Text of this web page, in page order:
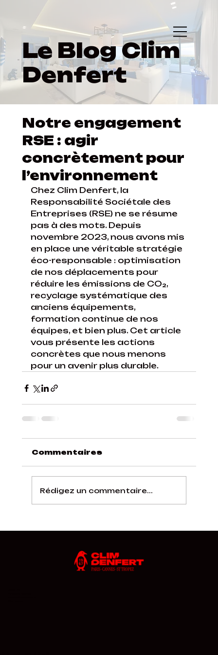
Le Blog Clim
Denfert
Notre engagement
RSE : agir
concrètement pour
l’environnement
Chez Clim Denfert, la
Responsabilité Sociétale des
Entreprises (RSE) ne se résume
pas à des mots. Depuis
novembre 2023, nous avons mis
en place une véritable stratégie
éco-responsable : optimisation
de nos déplacements pour
réduire les émissions de CO₂,
recyclage systématique des
anciens équipements,
formation continue de nos
équipes, et bien plus. Cet article
vous présente les actions
concrètes que nous menons
pour un avenir plus durable.
Commentaires
Rédigez un commentaire...